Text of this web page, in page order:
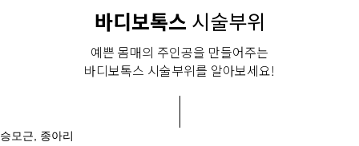
바디보톡스 시술부위
예쁜 몸매의 주인공을 만들어주는
바디보톡스 시술부위를 알아보세요!
승모근, 종아리